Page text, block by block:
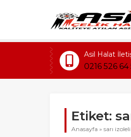
Asil Halat
0216 526 64
Etiket:
Anasayfa » sarı